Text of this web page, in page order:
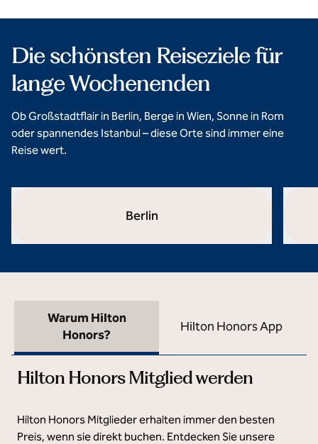
Die schönsten Reiseziele für
lange Wochenenden
Ob Großstadtflair in Berlin, Berge in Wien, Sonne in Rom
oder spannendes Istanbul – diese Orte sind immer eine
Reise wert.
Berlin
Warum Hilton
Honors?
Hilton Honors App
Hilton Honors Mitglied werden
Hilton Honors Mitglieder erhalten immer den besten
Preis, wenn sie direkt buchen. Entdecken Sie unsere